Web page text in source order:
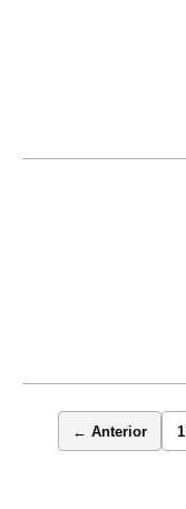
← Anterior 1